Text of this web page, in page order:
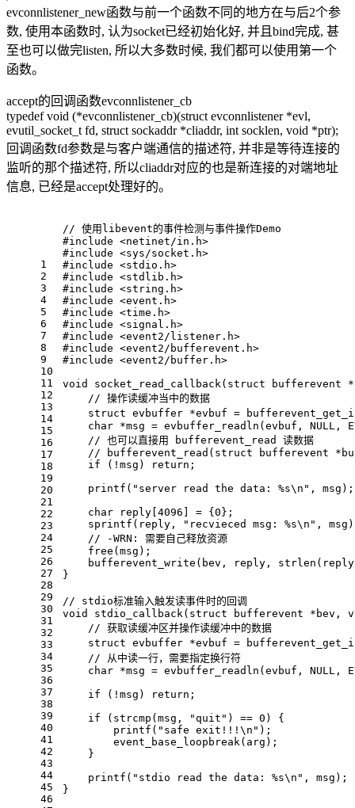
evconnlistener_new函数与前一个函数不同的地方在与后2个参
数, 使用本函数时, 认为socket已经初始化好, 并且bind完成, 甚
至也可以做完listen, 所以大多数时候, 我们都可以使用第一个
函数。
accept的回调函数evconnlistener_cb
typedef void (*evconnlistener_cb)(struct evconnlistener *evl,
evutil_socket_t fd, struct sockaddr *cliaddr, int socklen, void *ptr);
回调函数fd参数是与客户端通信的描述符, 并非是等待连接的
监听的那个描述符, 所以cliaddr对应的也是新连接的对端地址
信息, 已经是accept处理好的。
1
2
3
4
5
6
7
8
9
10
11
12
13
14
15
16
17
18
19
20
21
22
23
24
25
26
27
28
29
30
31
32
33
34
35
36
37
38
39
40
41
42
43
44
45
46
// 使用libevent的事件检测与事件操作Demo
#include <netinet/in.h>
#include <sys/socket.h>
#include <stdio.h>
#include <stdlib.h>
#include <string.h>
#include <event.h>
#include <time.h>
#include <signal.h>
#include <event2/listener.h>
#include <event2/bufferevent.h>
#include <event2/buffer.h>
void
socket_read_callback ( struct bufferevent
// 操作读缓冲当中的数据
struct evbuffer *evbuf =
char *msg = evbuffer_readln (evbuf, NULL ,
// 也可以直接用 bufferevent_read 读数据
// bufferevent_read(struct bufferevent
if (!msg) return ;
printf ( "server read the data: %s\n" , msg);
char reply[ 4096 ] = { 0 };
sprintf (reply, "recvieced msg: %s\n" ,
// -WRN: 需要自己释放资源
free (msg);
bufferevent_write (bev, reply, strlen
}
// stdio标准输入触发读事件时的回调
void
stdio_callback ( struct bufferevent *bev,
// 获取读缓冲区并操作读缓冲中的数据
struct evbuffer *evbuf =
// 从中读一行，需要指定换行符
char *msg = evbuffer_readln (evbuf, NULL ,
if (!msg) return ;
if ( strcmp (msg, "quit" ) == 0 ) {
printf ( "safe exit!!!\n" );
event_base_loopbreak (arg);
    }
printf ( "stdio read the data: %s\n" , msg);
}